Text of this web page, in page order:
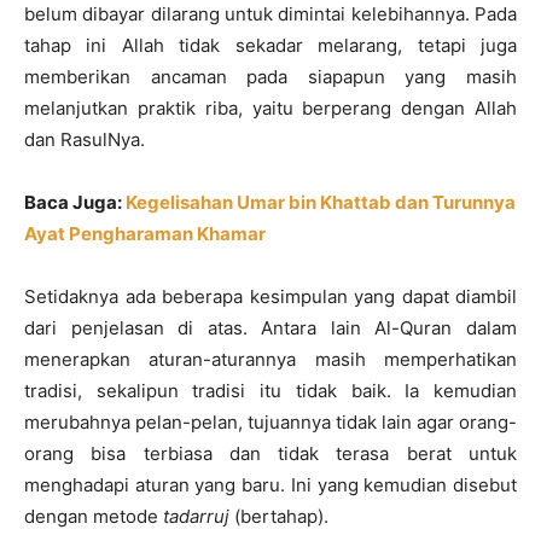
belum dibayar dilarang untuk dimintai kelebihannya. Pada
tahap ini Allah tidak sekadar melarang, tetapi juga
memberikan ancaman pada siapapun yang masih
melanjutkan praktik riba, yaitu berperang dengan Allah
dan RasulNya.
Baca Juga: Kegelisahan Umar bin Khattab dan Turunnya
Ayat Pengharaman Khamar
Setidaknya ada beberapa kesimpulan yang dapat diambil
dari penjelasan di atas. Antara lain Al-Quran dalam
menerapkan aturan-aturannya masih memperhatikan
tradisi, sekalipun tradisi itu tidak baik. Ia kemudian
merubahnya pelan-pelan, tujuannya tidak lain agar orang-
orang bisa terbiasa dan tidak terasa berat untuk
menghadapi aturan yang baru. Ini yang kemudian disebut
dengan metode tadarruj (bertahap).